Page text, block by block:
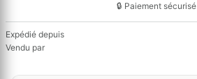
🔒 Paiement sécurisé
Expédié depuis
Vendu par